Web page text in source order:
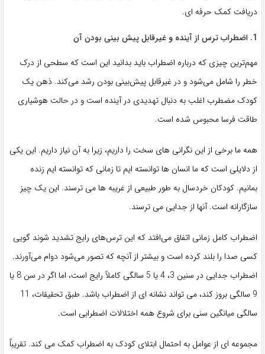
دریافت کمک حرفه ای.
1. اضطراب ترس از آینده و غیرقابل پیش بینی بودن آن
مهم‌ترین چیزی که درباره اضطراب باید بدانید این است که سطحی از درک
خطر را شامل می‌شود و در غیرقابل پیش‌بینی بودن رشد می‌کند. ذهن یک
کودک مضطرب اغلب به دنبال تهدیدی در آینده است و در حالت هوشیاری
طاقت فرسا محبوس شده است.
همه ما برخی از این نگرانی های سخت را داریم، زیرا به آن نیاز داریم. این یکی
از دلایلی است که ما انسان ها توانسته ایم تا زمانی که توانسته ایم زنده
بمانیم. کودکان خردسال به طور طبیعی از غریبه ها می ترسند. این یک چیز
سازگارانه است. آنها از جدایی می ترسند.
اضطراب کامل زمانی اتفاق می‌افتد که این ترس‌های رایج تشدید شوند گویی
کسی صدا را بلند کرده است و بیشتر از آنچه که تصور می‌شود دوام می‌آورند.
اضطراب جدایی در سنین 3، 4 یا 5 سالگی کاملاً رایج است، اما اگر در سن 8 یا
9 سالگی بروز کند، می تواند نشانه ای از اضطراب باشد. طبق تحقیقات، 11
سالگی میانگین سنی برای شروع همه اختلالات اضطرابی است.
مجموعه ای از عوامل به احتمال ابتلای کودک به اضطراب کمک می کند. تقریباً